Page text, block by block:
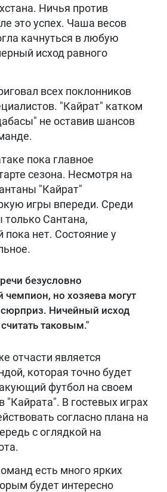
Ничья против
это успех. Чаша весов
качнуться в любую
исход равного
всех поклонников
"Кайрат" катком
не оставив шансов
пока главное
сезона. Несмотря на
"Кайрат"
игры впереди. Среди
только Сантана,
нет. Состояние у
безусловно
но хозяева могут
сюрприз. Ничейный исход
таковым."
отчасти является
которая точно будет
футбол на своем
"Кайрата". В гостевых играх
согласно плана на
с оглядкой на
есть много ярких
будет интересно